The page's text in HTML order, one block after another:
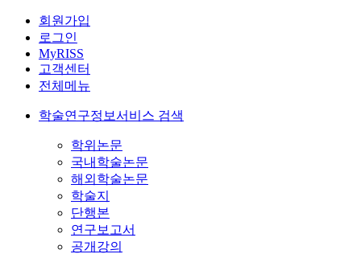
회원가입
로그인
MyRISS
고객센터
전체메뉴
학술연구정보서비스 검색
학위논문
국내학술논문
해외학술논문
학술지
단행본
연구보고서
공개강의